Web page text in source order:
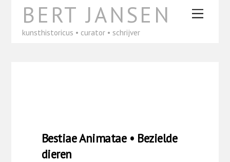
content
Menu
BERT JANSEN
kunsthistoricus • curator • schrijver
Bestiae Animatae • Bezielde
dieren